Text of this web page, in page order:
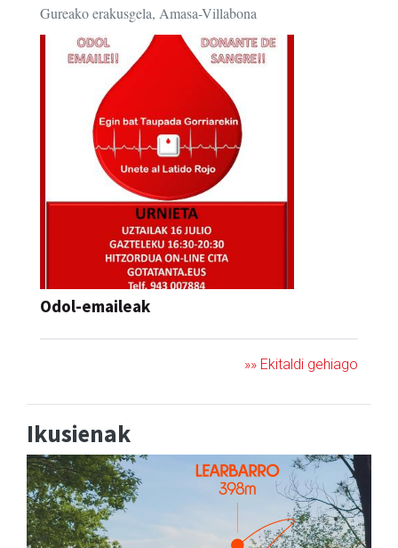
Gureako erakusgela, Amasa-Villabona
Odol-emaileak
»» Ekitaldi gehiago
Ikusienak